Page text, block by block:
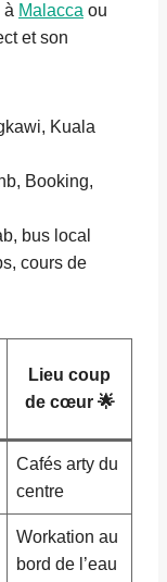
à Malacca ou
et son
Kuala
Booking,
bus local
cours de
Lieu coup
de cœur 🌟
Cafés arty du
centre
Workation au
bord de l’eau